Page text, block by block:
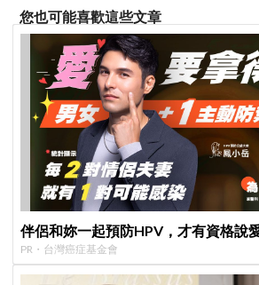
您也可能喜歡這些文章
伴侶和妳一起預防HPV，才有資格說
PR・台灣癌症基金會